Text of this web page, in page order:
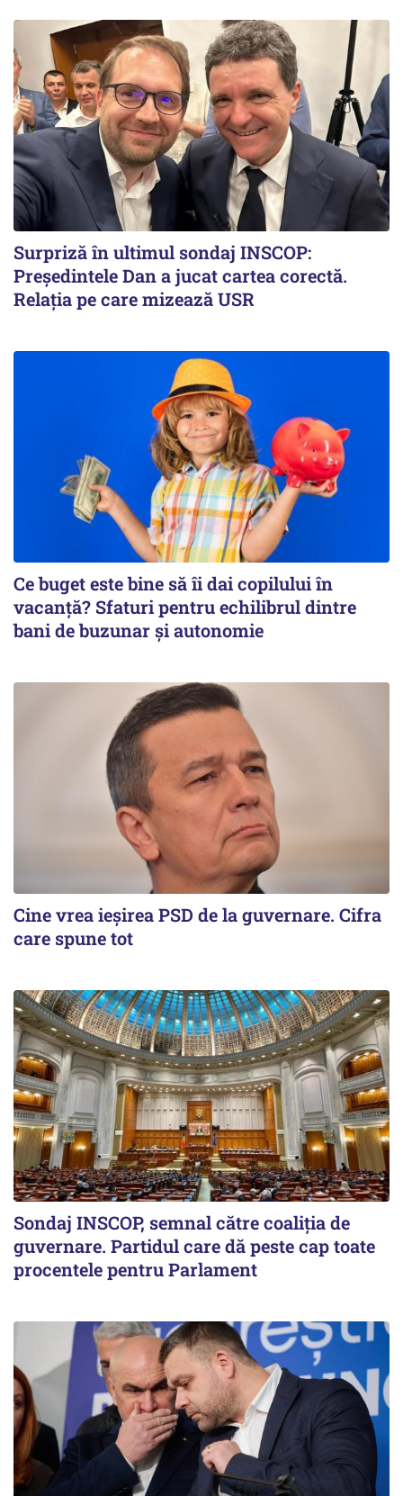
Surpriză în ultimul sondaj INSCOP:
Președintele Dan a jucat cartea corectă.
Relația pe care mizează USR
Ce buget este bine să îi dai copilului în
vacanță? Sfaturi pentru echilibrul dintre
bani de buzunar și autonomie
Cine vrea ieșirea PSD de la guvernare. Cifra
care spune tot
Sondaj INSCOP, semnal către coaliția de
guvernare. Partidul care dă peste cap toate
procentele pentru Parlament